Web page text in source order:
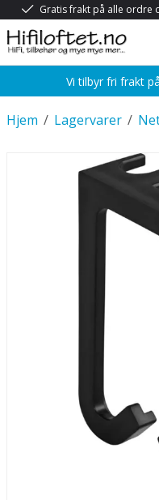
Gratis frakt på alle ordre
Vi tilbyr fri frakt
/
Hjem /
Lagervarer